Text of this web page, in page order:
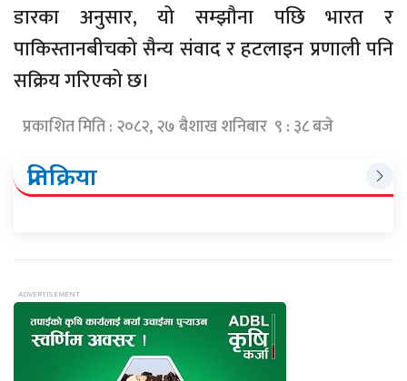
डारका अनुसार, यो सम्झौना पछि भारत र
पाकिस्तानबीचको सैन्य संवाद र हटलाइन प्रणाली पनि
सक्रिय गरिएको छ।
प्रकाशित मिति : २०८२, २७ बैशाख शनिबार ९ : ३८ बजे
प्रतिक्रिया